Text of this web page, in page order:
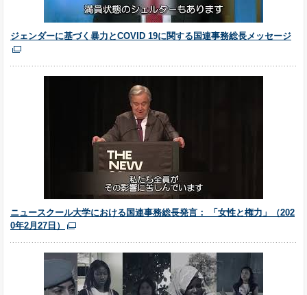
ジェンダーに基づく暴力とCOVID 19に関する国連事務総長メッセージ
ニュースクール大学における国連事務総長発言： 「女性と権力」（202
0年2月27日）